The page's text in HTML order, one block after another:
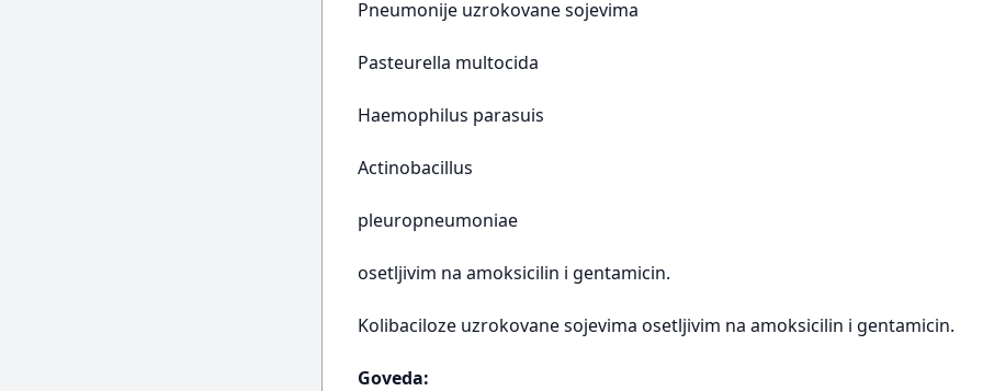
Pneumonije uzrokovane sojevima
Pasteurella multocida
Haemophilus parasuis
Actinobacillus
pleuropneumoniae
osetljivim na amoksicilin i gentamicin.
Kolibaciloze uzrokovane sojevima osetljivim na amoksicilin i gentamicin.
Goveda: